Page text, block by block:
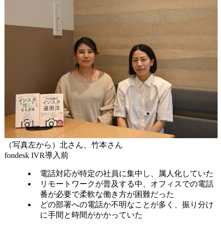
（写真左から）北さん、竹本さん
fondesk IVR導入前
電話対応が特定の社員に集中し、属人化していた
リモートワークが普及する中、オフィスでの電話
番が必要で柔軟な働き方が困難だった
どの部署への電話か不明なことが多く、振り分け
に手間と時間がかかっていた